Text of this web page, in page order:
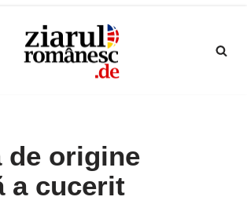
de origine
a cucerit